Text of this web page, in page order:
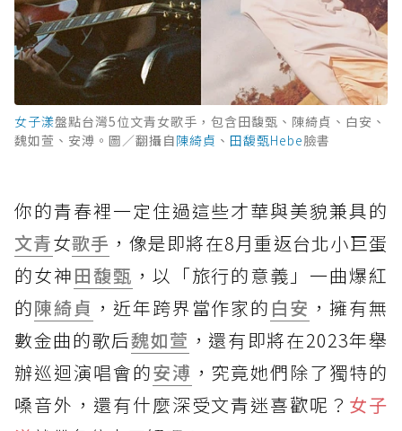
女子漾盤點台灣5位文青女歌手，包含田馥甄、陳綺貞、白安、
魏如萱、安溥。圖／翻攝自陳綺貞 、 田馥甄Hebe臉書
你的青春裡一定住過這些才華與美貌兼具的
文青女歌手 ，像是即將在8月重返台北小巨蛋
的女神田馥甄 ，以「旅行的意義」一曲爆紅
的陳綺貞 ，近年跨界當作家的 白安 ，擁有無
數金曲的歌后魏如萱 ，還有即將在2023年舉
辦巡迴演唱會的安溥 ，究竟她們除了獨特的
嗓音外，還有什麼深受文青迷喜歡呢？ 女子